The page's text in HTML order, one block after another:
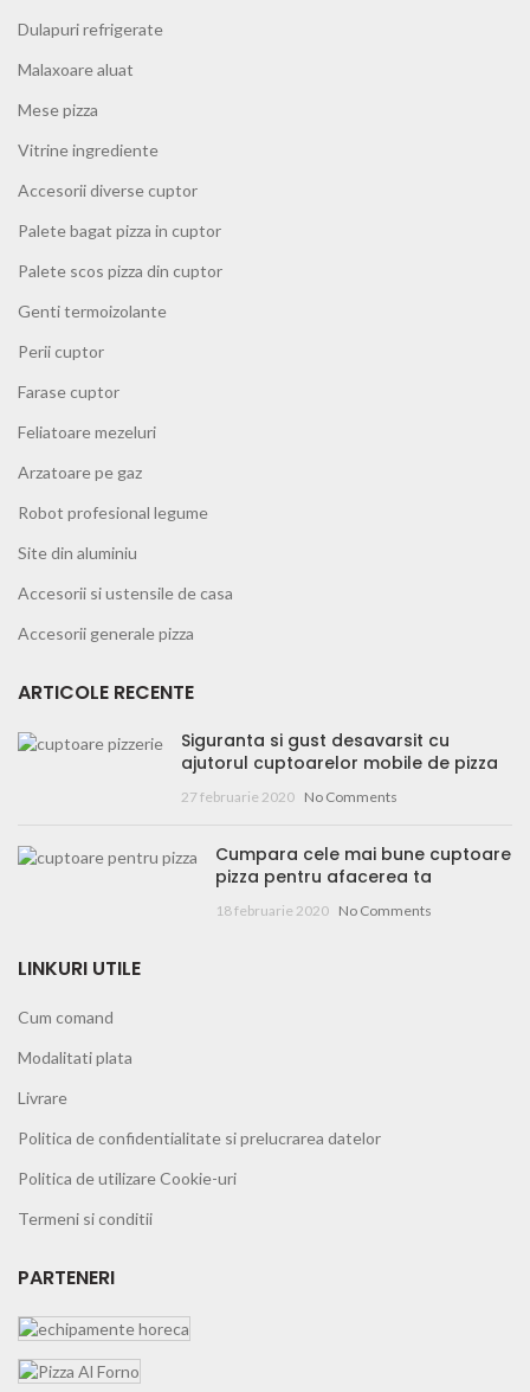
Dulapuri refrigerate
Malaxoare aluat
Mese pizza
Vitrine ingrediente
Accesorii diverse cuptor
Palete bagat pizza in cuptor
Palete scos pizza din cuptor
Genti termoizolante
Perii cuptor
Farase cuptor
Feliatoare mezeluri
Arzatoare pe gaz
Robot profesional legume
Site din aluminiu
Accesorii si ustensile de casa
Accesorii generale pizza
ARTICOLE RECENTE
Siguranta si gust desavarsit cu
ajutorul cuptoarelor mobile de pizza
27 februarie 2020 No Comments
Cumpara cele mai bune cuptoare
pizza pentru afacerea ta
18 februarie 2020 No Comments
LINKURI UTILE
Cum comand
Modalitati plata
Livrare
Politica de confidentialitate si prelucrarea datelor
Politica de utilizare Cookie-uri
Termeni si conditii
PARTENERI